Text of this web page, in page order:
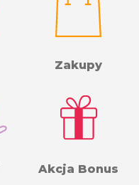
Zakupy
Akcja Bonus